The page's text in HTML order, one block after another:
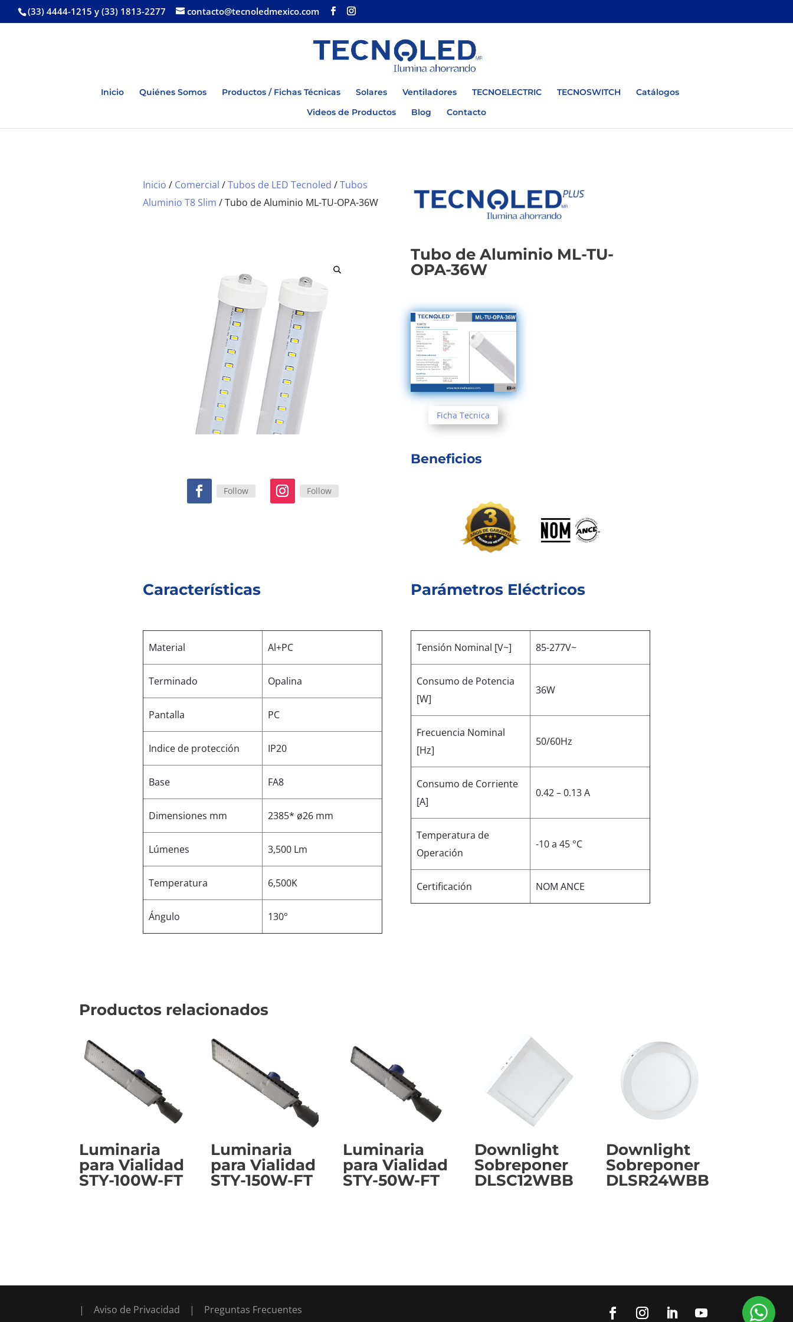
(33) 4444-1215 y (33) 1813-2277 contacto@tecnoledmexico.com
Inicio Quiénes Somos Productos / Fichas Técnicas Solares Ventiladores TECNOELECTRIC TECNOSWITCH
Catálogos
Videos de Productos
Blog Contacto
Inicio / Comercial /Tubos de LED Tecnoled /Tubos
Aluminio T8 Slim / Tubo de Aluminio ML-TU-OPA-36W
Follow Follow
Tubo de Aluminio ML-TU-
OPA-36W
Ficha Tecnica
Beneficios
Características
Material Al+PC
Terminado Opalina
Pantalla PC
Indice de protección IP20
Base FA8
Dimensiones mm 2385* ø26 mm
Lúmenes 3,500 Lm
Temperatura 6,500K
Ángulo 130°
Parámetros Eléctricos
Tensión Nominal [V~] 85-277V~
Consumo de Potencia
[W]
36W
Frecuencia Nominal
[Hz]
50/60Hz
Consumo de Corriente
[A]
0.42 – 0.13 A
Temperatura de
Operación
-10 a 45 °C
Certificación NOM ANCE
Productos relacionados
Luminaria
para Vialidad
STY-100W-FT
Luminaria
para Vialidad
STY-150W-FT
Luminaria
para Vialidad
STY-50W-FT
Downlight
Sobreponer
DLSC12WBB
Downlight
Sobreponer
DLSR24WBB
|Aviso de Privacidad | Preguntas Frecuentes